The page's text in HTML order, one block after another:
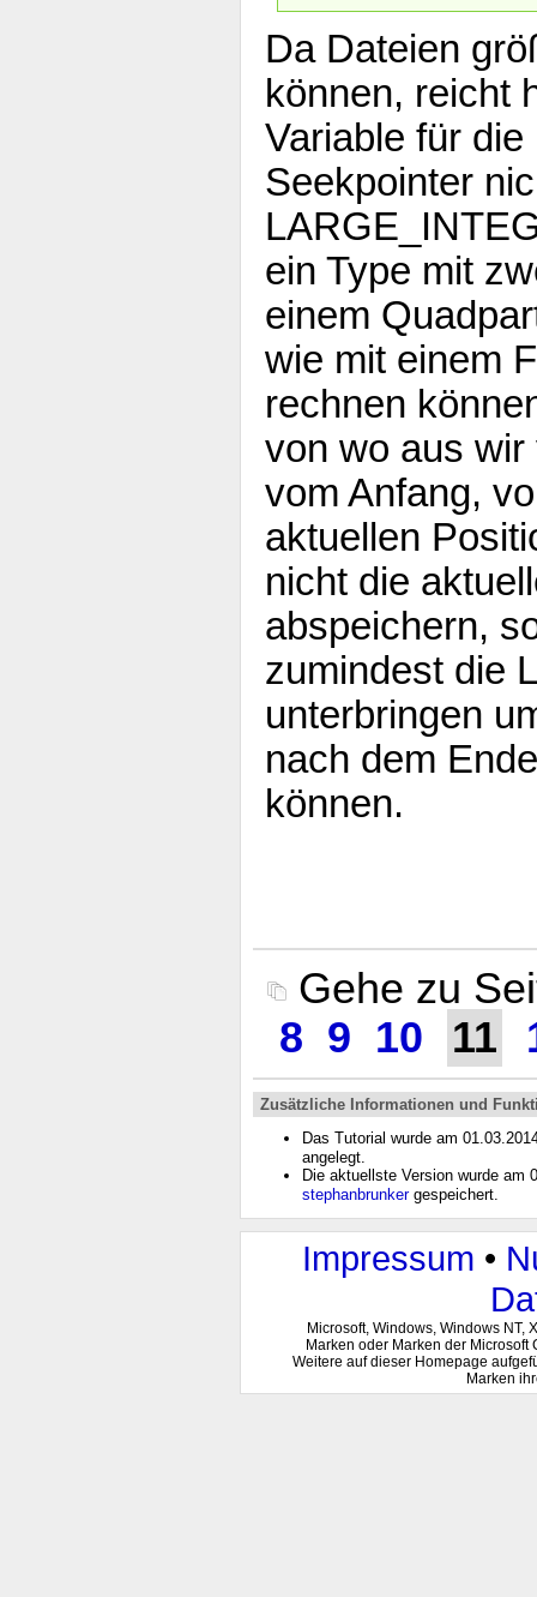
Da Dateien
können, reicht
Variable für
Seekpointer
ein Type mit
einem
wie mit einem
rechnen
von wo aus
vom Anfang,
aktuellen
nicht die
abspeichern,
zumindest die
unterbringen
nach dem
können.
Gehe zu
8 9 10 11
Zusätzliche Informationen und
Das Tutorial wurde am
angelegt.
Die aktuellste Version wurde am
stephanbrunkergespeichert.
Impressum •
Microsoft, Windows, Windows NT,
Marken oder Marken der
Weitere auf dieser Homepage
Marken